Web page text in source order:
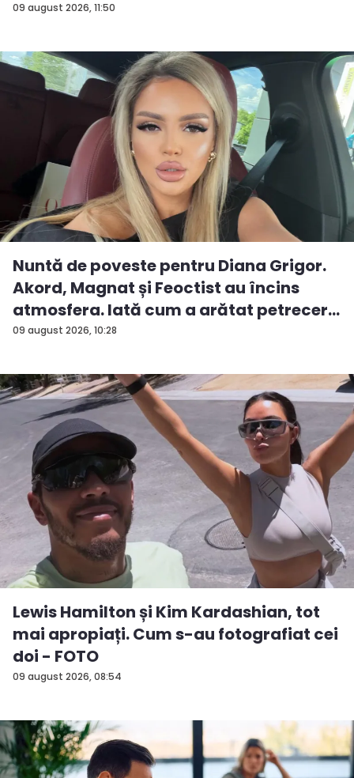
09 august 2026, 11:50
09 august 2026, 10:28
Nuntă de poveste pentru Diana Grigor.
Akord, Magnat și Feoctist au încins
atmosfera. Iată cum a arătat petrecer...
09 august 2026, 08:54
Lewis Hamilton și Kim Kardashian, tot
mai apropiați. Cum s-au fotografiat cei
doi - FOTO